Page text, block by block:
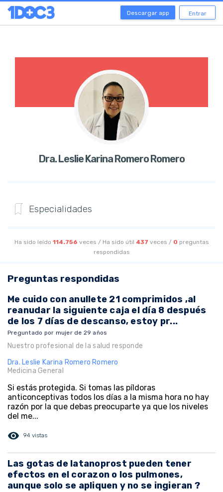
Descargar app Entrar
Dra. Leslie Karina Romero Romero
Especialidades
Ha sido leído 114.756 veces / Ha sido útil 437 veces / 0 preguntas
respondidas
Preguntas respondidas
Me cuido con anullete 21 comprimidos ,al
reanudar la siguiente caja el día 8 después
de los 7 días de descanso, estoy pr...
Preguntado por mujer de 29 años
Nuestro profesional de la salud responde
Dra. Leslie Karina Romero Romero
Medicina General
Si estás protegida. Si tomas las píldoras
anticonceptivas todos los días a la misma hora no hay
razón por la que debas preocuparte ya que los niveles
del me...
visibility 94 vistas
Las gotas de latanoprost pueden tener
efectos en el corazon o los pulmones,
aunque solo se apliquen y no se ingieran ?